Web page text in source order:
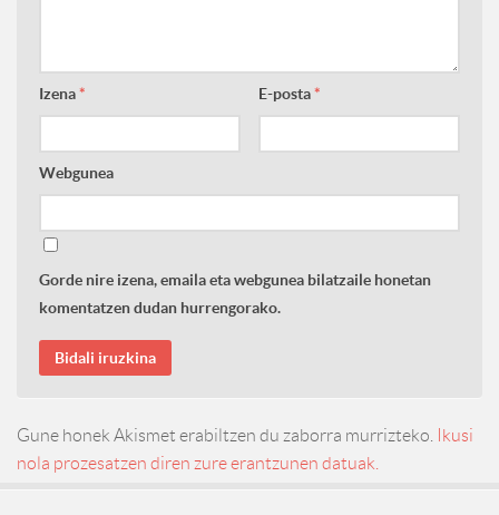
Izena* E-posta*
Webgunea
Gorde nire izena, emaila eta webgunea bilatzaile honetan
komentatzen dudan hurrengorako.
Gune honek Akismet erabiltzen du zaborra murrizteko.
Ikusi
nola prozesatzen diren zure erantzunen datuak.